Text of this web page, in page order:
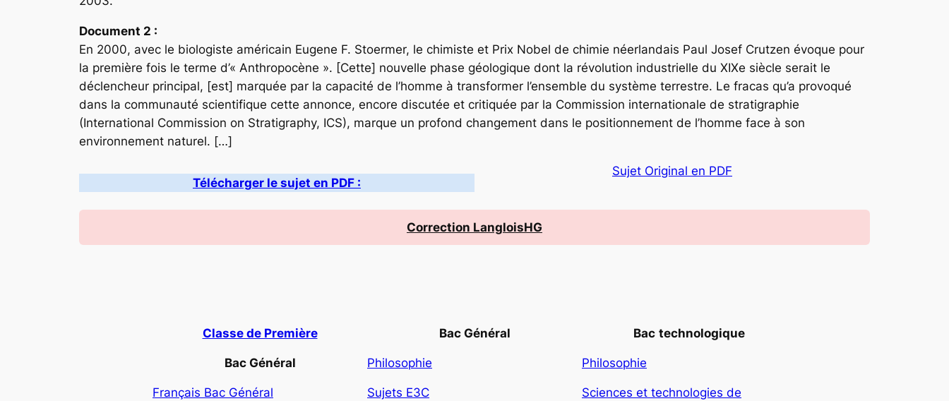
Document 2 :
En 2000, avec le biologiste américain Eugene F. Stoermer, le chimiste et Prix Nobel de chimie néerlandais Paul Josef Crutzen évoque pour
la première fois le terme d’« Anthropocène ». [Cette] nouvelle phase géologique dont la révolution industrielle du XIXe siècle serait le
déclencheur principal, [est] marquée par la capacité de l’homme à transformer l’ensemble du système terrestre. Le fracas qu’a provoqué
dans la communauté scientifique cette annonce, encore discutée et critiquée par la Commission internationale de stratigraphie
(International Commission on Stratigraphy, ICS), marque un profond changement dans le positionnement de l’homme face à son
environnement naturel. […]
Télécharger le sujet en PDF :
Sujet Original en PDF
Correction LangloisHG
Classe de Première
Bac Général
Français Bac Général
Bac Général
Philosophie
Sujets E3C
Bac technologique
Philosophie
Sciences et technologies de